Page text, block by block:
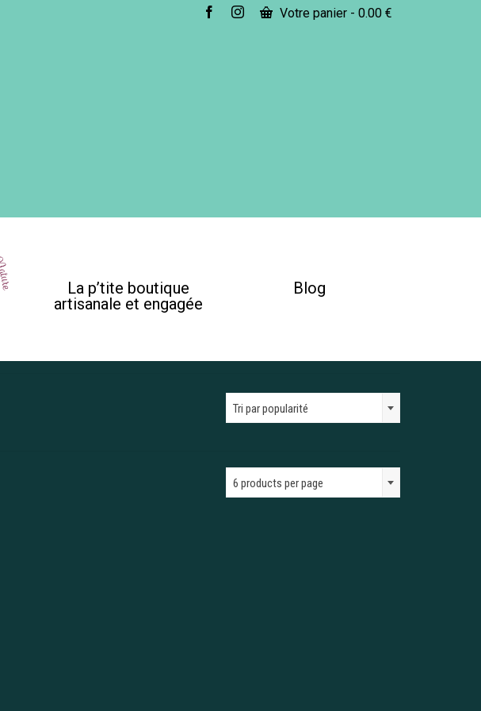
Votre panier - 0.00 €
La p’tite boutique
artisanale et engagée
Blog
Tri par popularité
6 products per page